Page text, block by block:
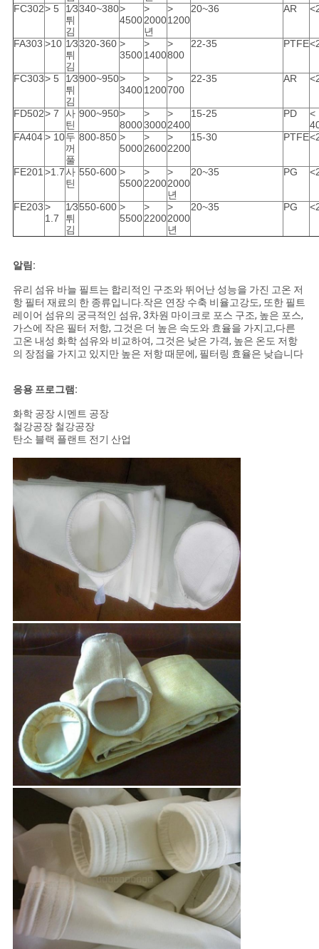
FC302> 5
1⁄3
튀
김
340~380>
4500
>
2000
년
>
1200
20~36 AR
FA303 >10 1⁄3
튀
김
320-360 >
3500
>
1400
>
800
22-35 PTFE
FC303> 5
1⁄3
튀
김
900~950>
3400
>
1200
>
700
22-35 AR
FD502> 7
사
틴
900~950>
8000
>
3000
>
2400
15-25 PD
<
FA404> 10두
꺼
풀
800-850 >
5000
>
2600
>
2200
15-30 PTFE
FE201>1.7사
틴
550-600 >
5500
>
2200
>
2000
년
20~35 PG
FE203>
1.7
1⁄3
튀
김
550-600 >
5500
>
2200
>
2000
년
20~35 PG
알림:
유리 섬유 바늘 필트는 합리적인 구조와 뛰어난 성능을 가진 고온 저
항 필터 재료의 한 종류입니다.작은 연장 수축 비율고강도, 또한 필트
레이어 섬유의 궁극적인 섬유, 3차원 마이크로 포스 구조, 높은 포스,
가스에 작은 필터 저항, 그것은 더 높은 속도와 효율을 가지고,다른
고온 내성 화학 섬유와 비교하여, 그것은 낮은 가격, 높은 온도 저항
의 장점을 가지고 있지만 높은 저항 때문에, 필터링 효율은 낮습니다
응용 프로그램:
화학 공장 시멘트 공장
철강공장 철강공장
탄소 블랙 플랜트 전기 산업